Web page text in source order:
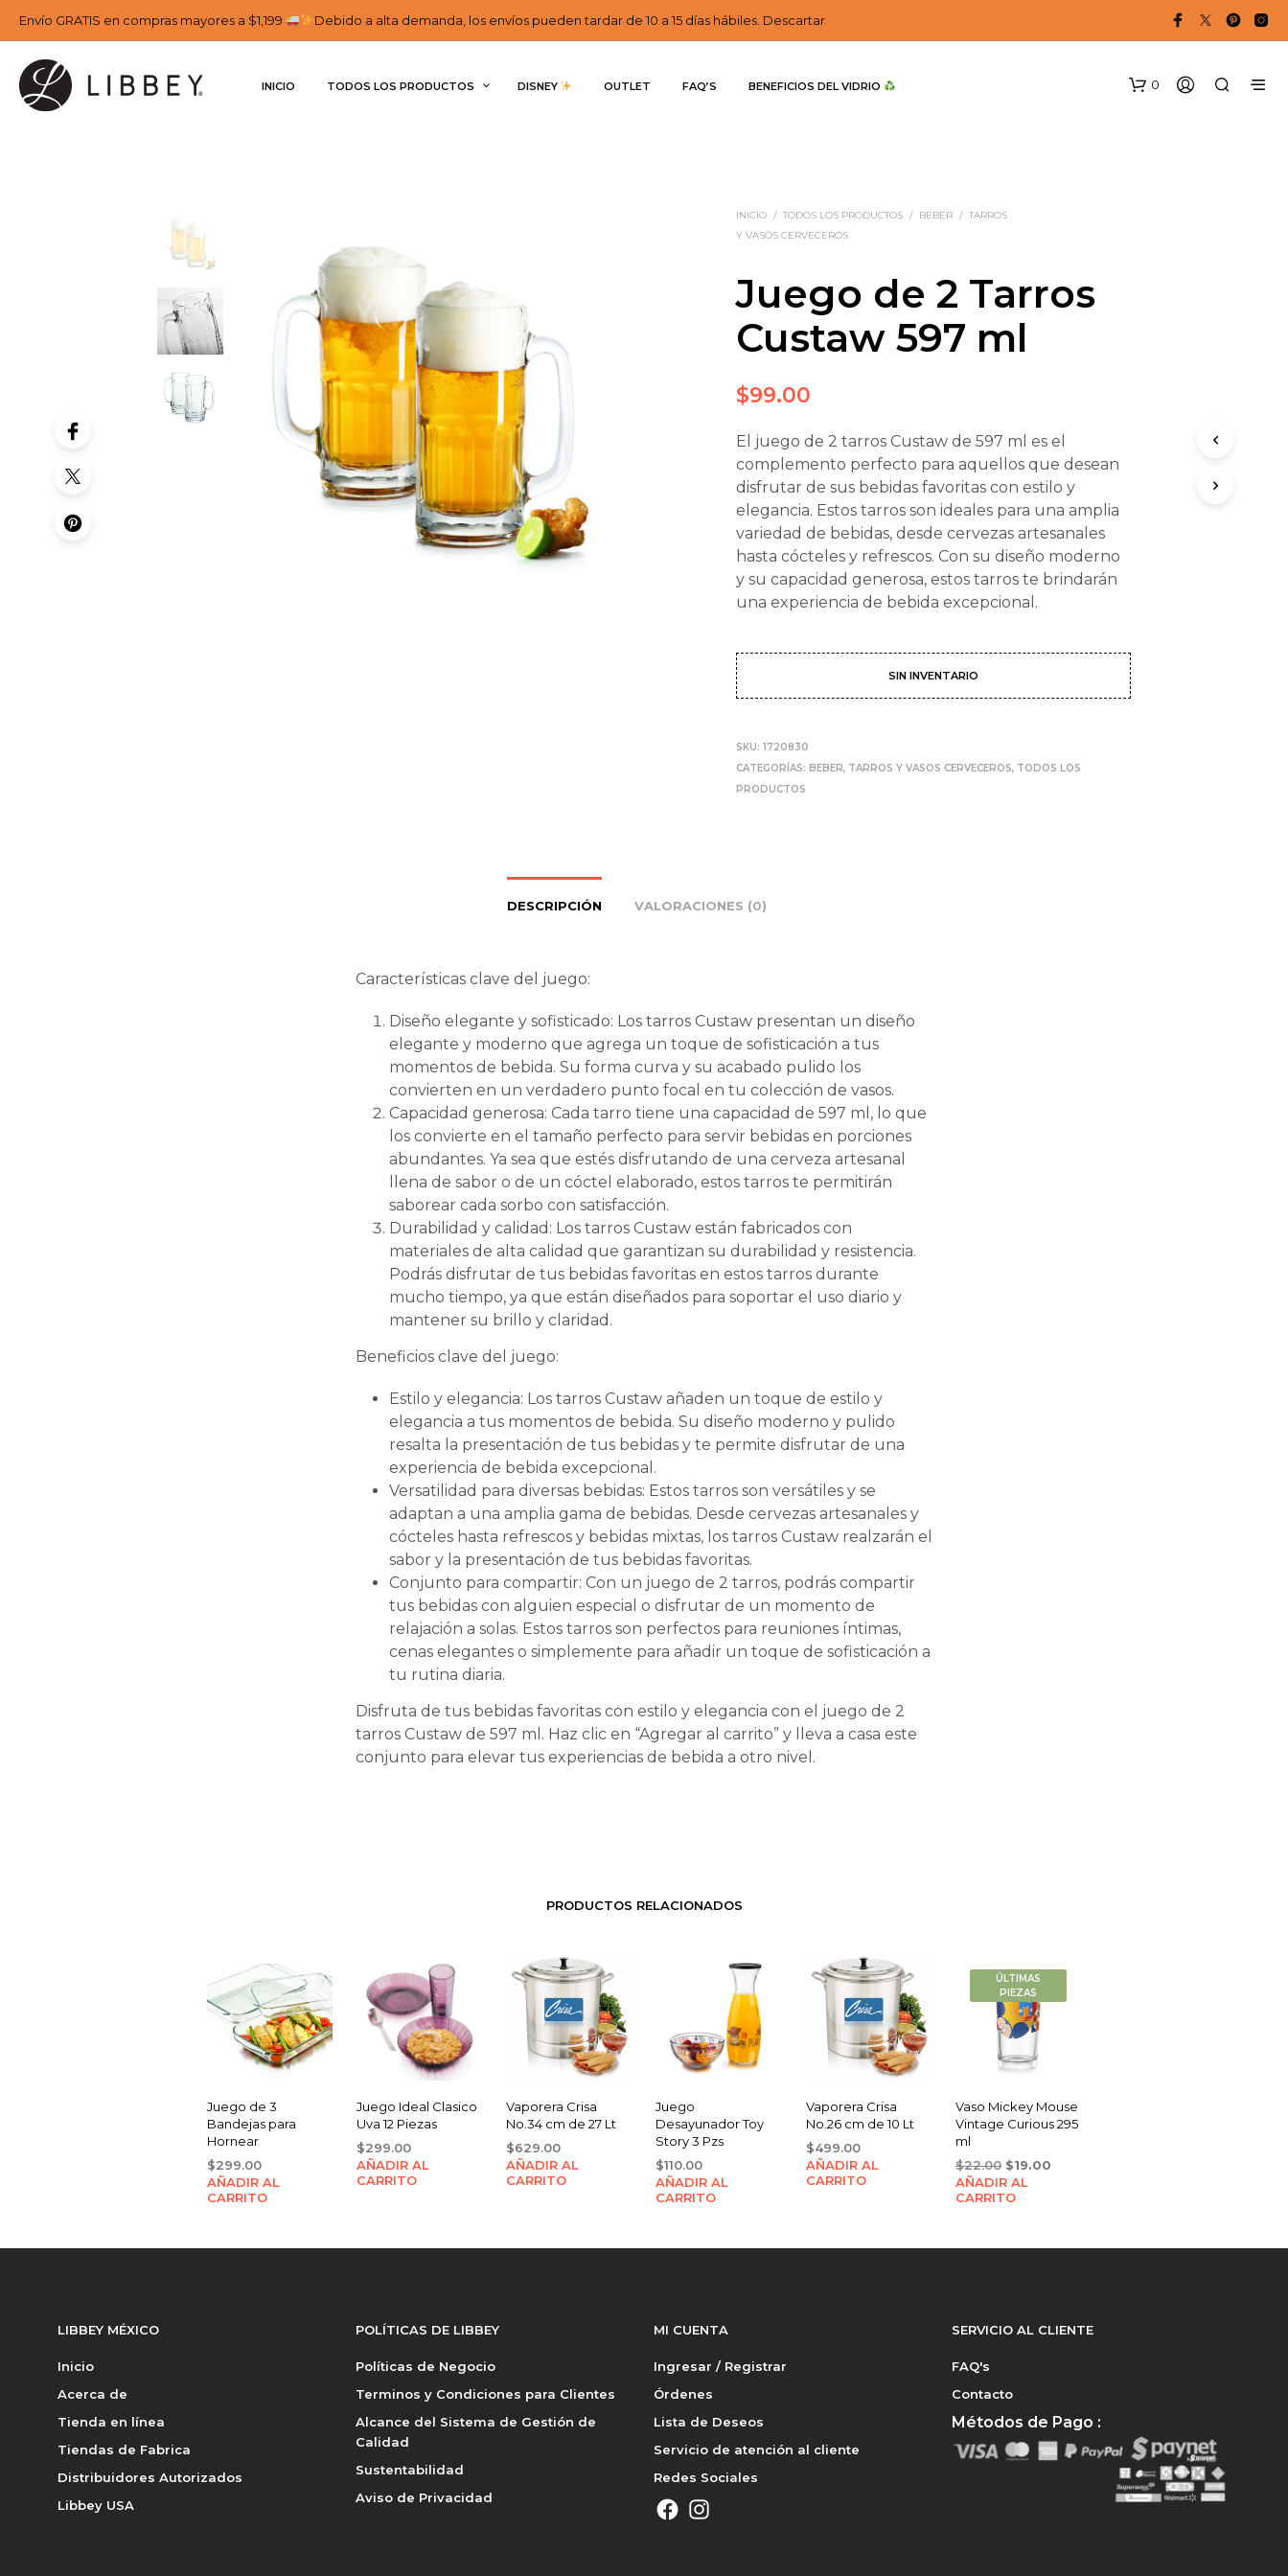
Envío GRATIS en compras mayores a $1,199 Debido a alta demanda, los envíos pueden tardar de 10 a 15 días hábiles. Descartar
INICIO TODOS LOS PRODUCTOS DISNEY OUTLET FAQ’S BENEFICIOS DEL VIDRIO 0
INICIO / TODOS LOS PRODUCTOS / BEBER / TARROS
Y VASOS CERVECEROS
Juego de 2 Tarros
Custaw 597 ml
$99.00
El juego de 2 tarros Custaw de 597 ml es el
complemento perfecto para aquellos que desean
disfrutar de sus bebidas favoritas con estilo y
elegancia. Estos tarros son ideales para una amplia
variedad de bebidas, desde cervezas artesanales
hasta cócteles y refrescos. Con su diseño moderno
y su capacidad generosa, estos tarros te brindarán
una experiencia de bebida excepcional.
SIN INVENTARIO
SKU:1720830
CATEGORÍAS: BEBER, TARROS Y VASOS CERVECEROS, TODOS LOS
PRODUCTOS
DESCRIPCIÓN VALORACIONES (0)
Características clave del juego:
Diseño elegante y sofisticado: Los tarros Custaw presentan un diseño
elegante y moderno que agrega un toque de sofisticación a tus
momentos de bebida. Su forma curva y su acabado pulido los
convierten en un verdadero punto focal en tu colección de vasos.
Capacidad generosa: Cada tarro tiene una capacidad de 597 ml, lo que
los convierte en el tamaño perfecto para servir bebidas en porciones
abundantes. Ya sea que estés disfrutando de una cerveza artesanal
llena de sabor o de un cóctel elaborado, estos tarros te permitirán
saborear cada sorbo con satisfacción.
Durabilidad y calidad: Los tarros Custaw están fabricados con
materiales de alta calidad que garantizan su durabilidad y resistencia.
Podrás disfrutar de tus bebidas favoritas en estos tarros durante
mucho tiempo, ya que están diseñados para soportar el uso diario y
mantener su brillo y claridad.
Beneficios clave del juego:
Estilo y elegancia: Los tarros Custaw añaden un toque de estilo y
elegancia a tus momentos de bebida. Su diseño moderno y pulido
resalta la presentación de tus bebidas y te permite disfrutar de una
experiencia de bebida excepcional.
Versatilidad para diversas bebidas: Estos tarros son versátiles y se
adaptan a una amplia gama de bebidas. Desde cervezas artesanales y
cócteles hasta refrescos y bebidas mixtas, los tarros Custaw realzarán el
sabor y la presentación de tus bebidas favoritas.
Conjunto para compartir: Con un juego de 2 tarros, podrás compartir
tus bebidas con alguien especial o disfrutar de un momento de
relajación a solas. Estos tarros son perfectos para reuniones íntimas,
cenas elegantes o simplemente para añadir un toque de sofisticación a
tu rutina diaria.
Disfruta de tus bebidas favoritas con estilo y elegancia con el juego de 2
tarros Custaw de 597 ml. Haz clic en “Agregar al carrito” y lleva a casa este
conjunto para elevar tus experiencias de bebida a otro nivel.
PRODUCTOS RELACIONADOS
Juego de 3
Bandejas para
Hornear
$299.00
AÑADIR AL
CARRITO
Juego Ideal Clasico
Uva 12 Piezas
$299.00
AÑADIR AL
CARRITO
Vaporera Crisa
No.34 cm de 27 Lt
$629.00
AÑADIR AL
CARRITO
Juego
Desayunador Toy
Story 3 Pzs
$110.00
AÑADIR AL
CARRITO
Vaporera Crisa
No.26 cm de 10 Lt
$499.00
AÑADIR AL
CARRITO
ÚLTIMAS
PIEZAS
Vaso Mickey Mouse
Vintage Curious 295
ml
$22.00 Original
price
was:
$19.00
AÑADIR AL
CARRITO
LIBBEY MÉXICO
Inicio
Acerca de
Tienda en línea
Tiendas de Fabrica
Distribuidores Autorizados
Libbey USA
POLÍTICAS DE LIBBEY
Políticas de Negocio
Terminos y Condiciones para Clientes
Alcance del Sistema de Gestión de
Calidad
Sustentabilidad
Aviso de Privacidad
MI CUENTA
Ingresar / Registrar
Órdenes
Lista de Deseos
Servicio de atención al cliente
Redes Sociales
SERVICIO AL CLIENTE
FAQ's
Contacto
Métodos de Pago :